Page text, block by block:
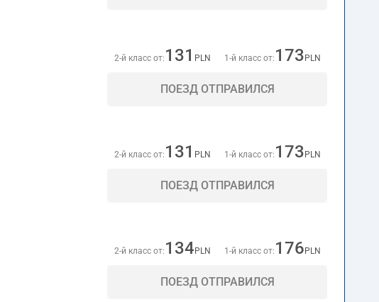
2-й класс от: 131 PLN 1-й класс от: 173 PLN
ПОЕЗД ОТПРАВИЛСЯ
2-й класс от: 131 PLN 1-й класс от: 173 PLN
ПОЕЗД ОТПРАВИЛСЯ
2-й класс от: 134 PLN 1-й класс от: 176 PLN
ПОЕЗД ОТПРАВИЛСЯ